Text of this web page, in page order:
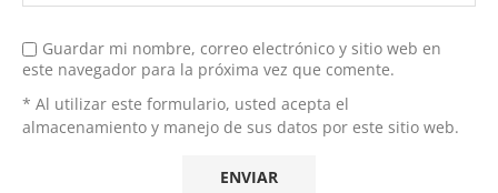
Guardar mi nombre, correo electrónico y sitio web en
este navegador para la próxima vez que comente.
* Al utilizar este formulario, usted acepta el
almacenamiento y manejo de sus datos por este sitio web.